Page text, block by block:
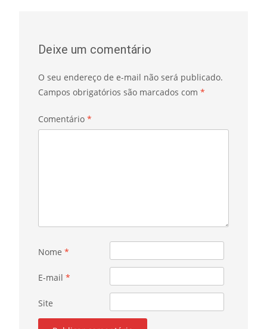
Deixe um comentário
O seu endereço de e-mail não será publicado.
Campos obrigatórios são marcados com *
Comentário *
Nome *
E-mail *
Site